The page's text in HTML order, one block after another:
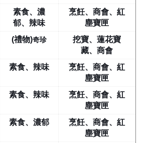
素食、濃
郁、辣味
烹飪、商會、紅
塵寶匣
(禮物)奇珍
挖寶、蓮花寶
藏、商會
素食、辣味
烹飪、商會、紅
塵寶匣
素食、辣味
烹飪、商會、紅
塵寶匣
素食、濃郁
烹飪、商會、紅
塵寶匣